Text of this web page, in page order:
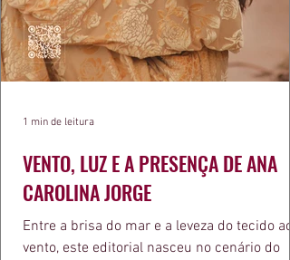
VENTO, LUZ E A PRESENÇA DE ANA
CAROLINA JORGE
Entre a brisa do mar e a leveza do tecido ao
vento, este editorial nasceu no cenário do
1 min de leitura